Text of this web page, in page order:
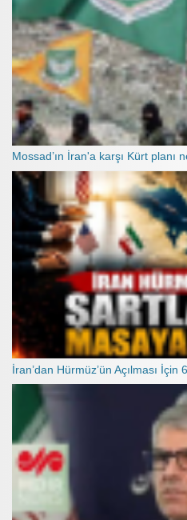
Mossad’ın İran'a karşı Kürt planı
İran’dan Hürmüz’ün Açılması İçin